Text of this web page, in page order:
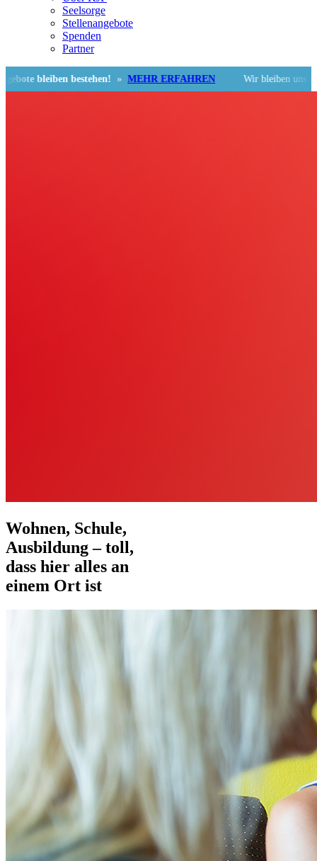
Seelsorge
Stellenangebote
Spenden
Partner
bestehen!»MEHR ERFAHREN Wir bleiben uns und der
Wohnen, Schule,
Ausbildung – toll,
dass hier alles an
einem Ort ist